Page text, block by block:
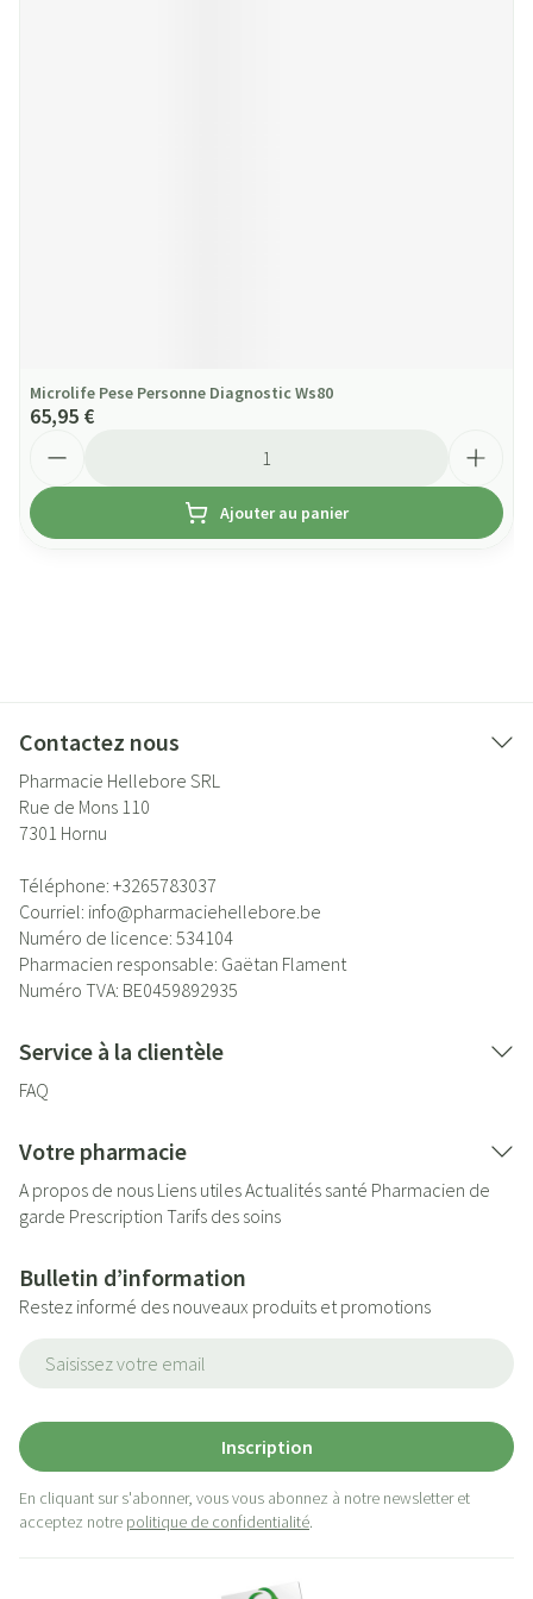
Microlife Pese Personne Diagnostic Ws80
65,95 €
Ajouter au panier
Contactez nous
Pharmacie Hellebore SRL
Rue de Mons 110
7301 Hornu
Téléphone: +3265783037
Courriel: info@pharmaciehellebore.be
Numéro de licence: 534104
Pharmacien responsable: Gaëtan Flament
Numéro TVA: BE0459892935
Service à la clientèle
FAQ
Votre pharmacie
A propos de nous Liens utilesActualités santé Pharmacien de
garde Prescription Tarifs des soins
Bulletin d’information
Restez informé des nouveaux produits et promotions
Inscription
En cliquant sur s'abonner, vous vous abonnez à notre newsletter et
acceptez notre politique de confidentialité.